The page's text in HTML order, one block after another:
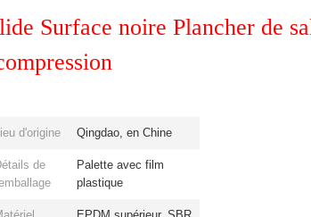
Surface noire Plancher de
d'origine Qingdao, en Chine
de
Palette avec film
plastique